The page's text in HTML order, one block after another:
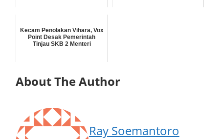
Kecam Penolakan Vihara, Vox
Point Desak Pemerintah
Tinjau SKB 2 Menteri
About The Author
Ray Soemantoro